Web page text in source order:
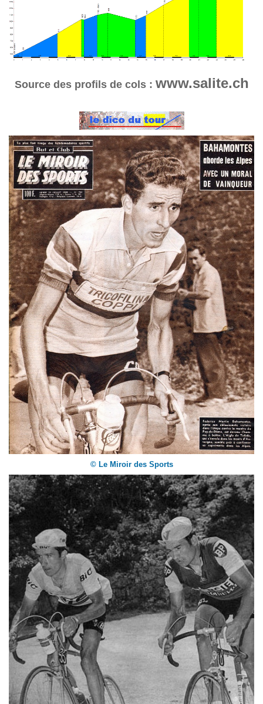
Source des profils de cols : www.salite.ch
© Le Miroir des Sports